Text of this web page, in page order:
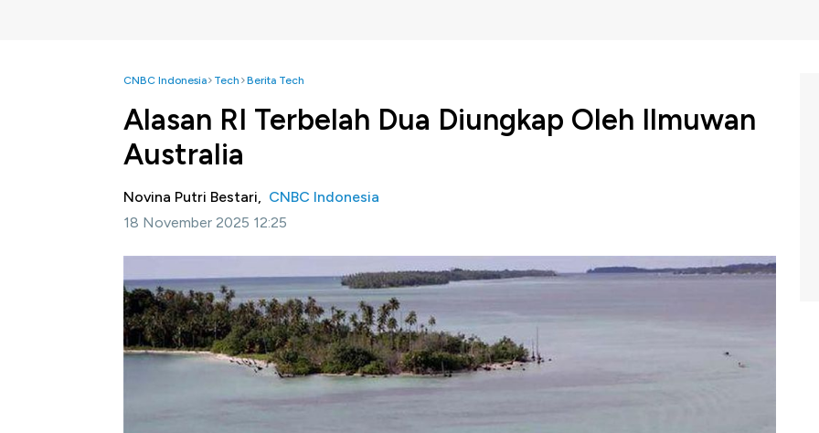
CNBC Indonesia Tech Berita Tech
Alasan RI Terbelah Dua Diungkap Oleh Ilmuwan
Australia
Novina Putri Bestari, CNBC Indonesia
18 November 2025 12:25